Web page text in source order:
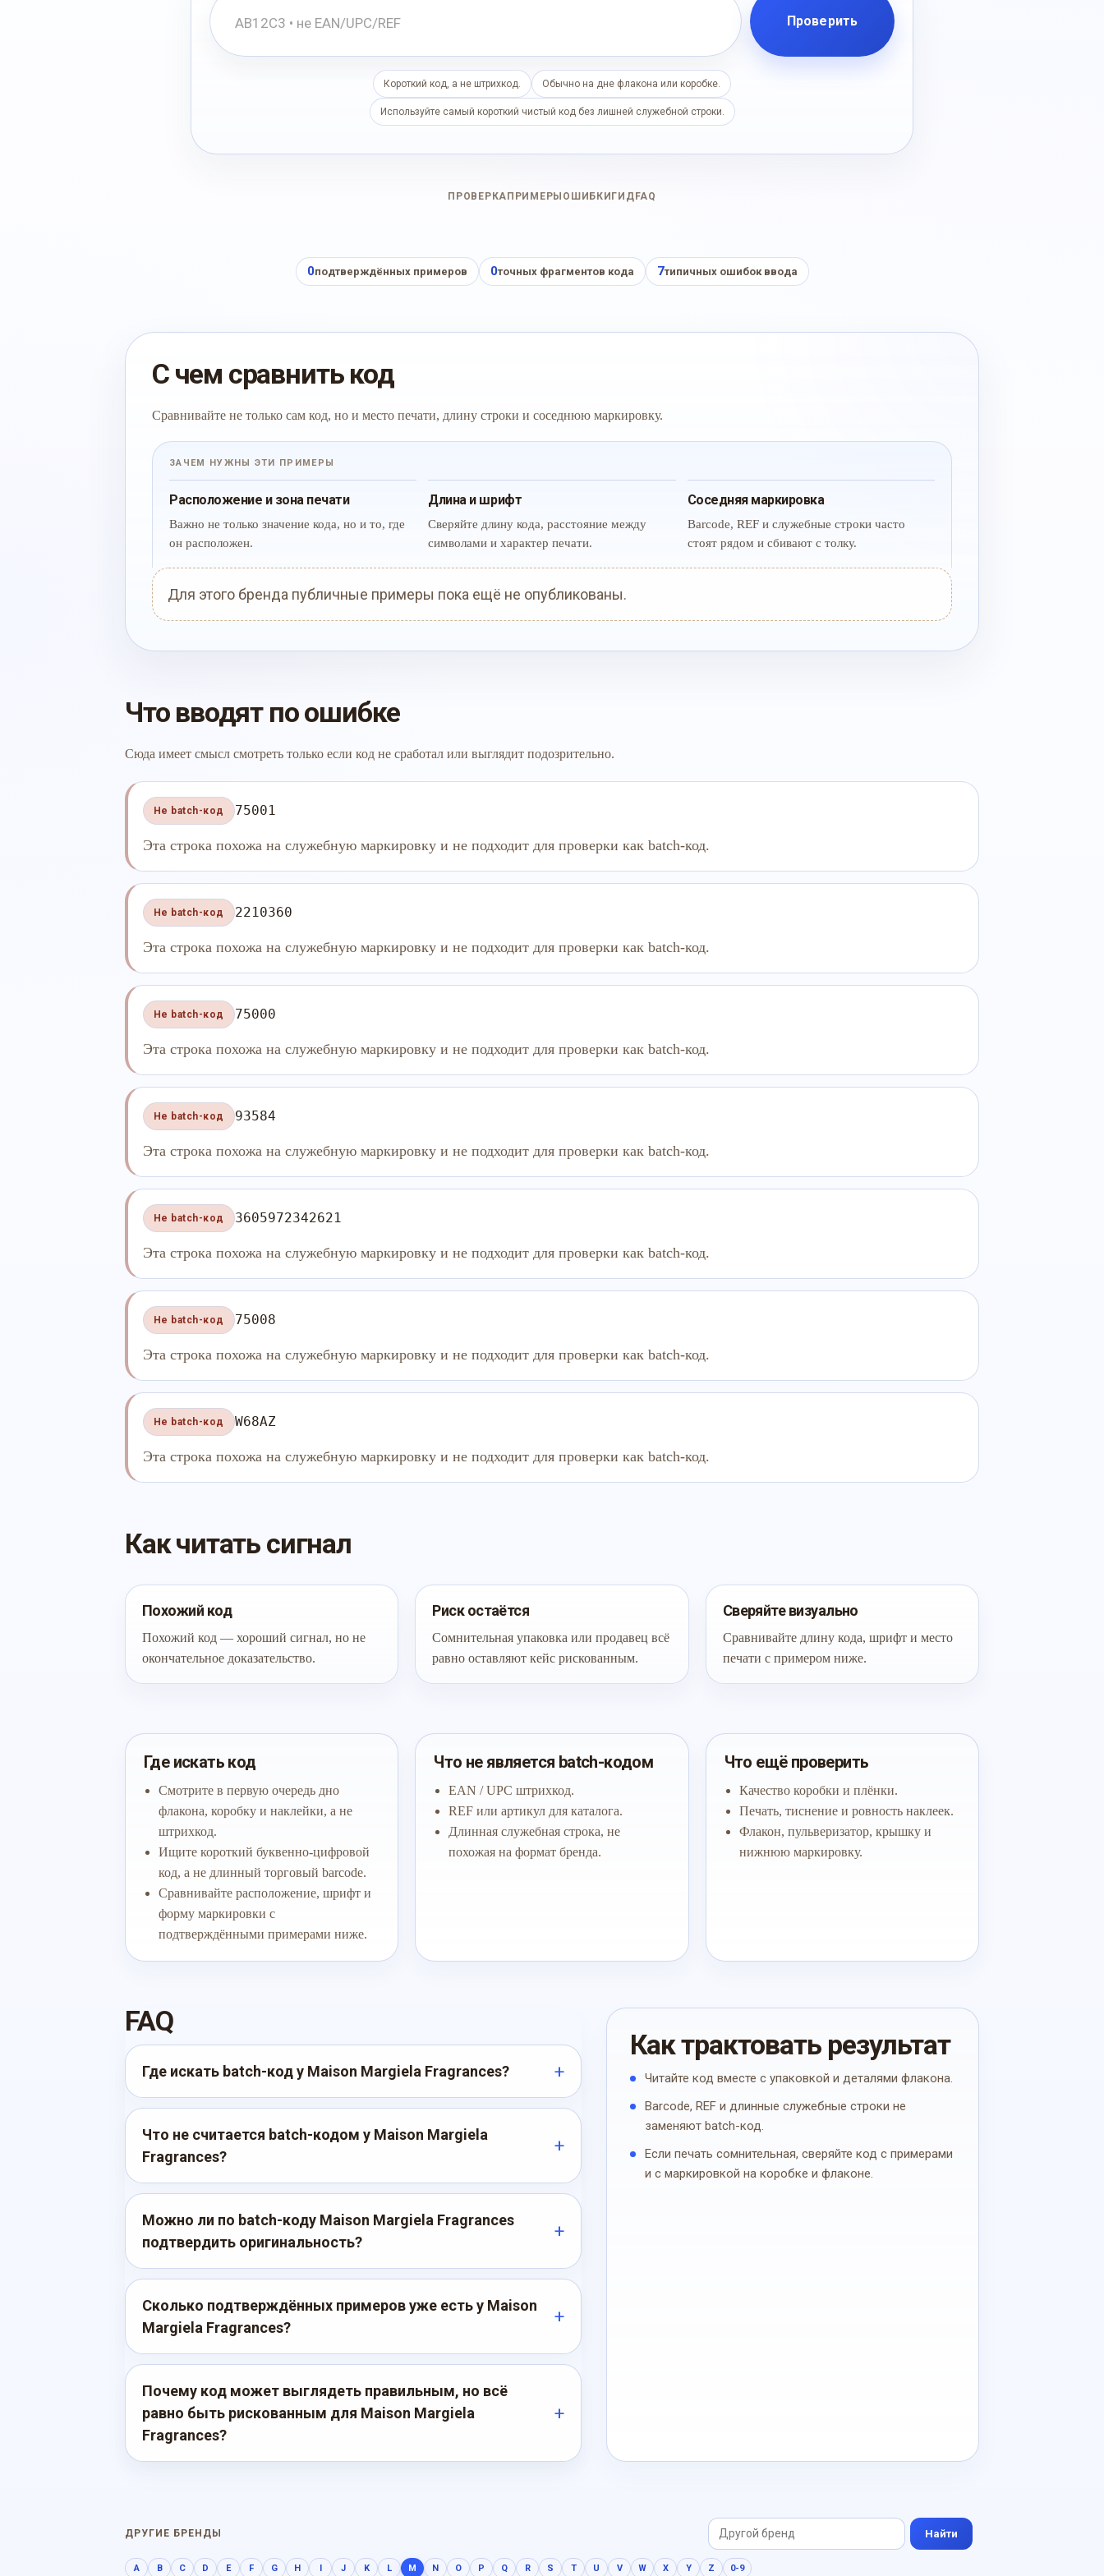
Проверить
Короткий код, а не штрихкод. Обычно на дне флакона или коробке.
Используйте самый короткий чистый код без лишней служебной строки.
ПРОВЕРКА ПРИМЕРЫ ОШИБКИ ГИД FAQ
0подтверждённых примеров 0точных фрагментов кода 7типичных ошибок ввода
С чем сравнить код
Сравнивайте не только сам код, но и место печати, длину строки и соседнюю маркировку.
ЗАЧЕМ НУЖНЫ ЭТИ ПРИМЕРЫ
Расположение и зона печати
Важно не только значение кода, но и то, где
он расположен.
Длина и шрифт
Сверяйте длину кода, расстояние между
символами и характер печати.
Соседняя маркировка
Barcode, REF и служебные строки часто
стоят рядом и сбивают с толку.
Для этого бренда публичные примеры пока ещё не опубликованы.
Что вводят по ошибке
Сюда имеет смысл смотреть только если код не сработал или выглядит подозрительно.
Не batch-код 75001
Эта строка похожа на служебную маркировку и не подходит для проверки как batch-код.
Не batch-код 2210360
Эта строка похожа на служебную маркировку и не подходит для проверки как batch-код.
Не batch-код 75000
Эта строка похожа на служебную маркировку и не подходит для проверки как batch-код.
Не batch-код 93584
Эта строка похожа на служебную маркировку и не подходит для проверки как batch-код.
Не batch-код 3605972342621
Эта строка похожа на служебную маркировку и не подходит для проверки как batch-код.
Не batch-код 75008
Эта строка похожа на служебную маркировку и не подходит для проверки как batch-код.
Не batch-код W68AZ
Эта строка похожа на служебную маркировку и не подходит для проверки как batch-код.
Как читать сигнал
Похожий код
Похожий код — хороший сигнал, но не
окончательное доказательство.
Риск остаётся
Сомнительная упаковка или продавец всё
равно оставляют кейс рискованным.
Сверяйте визуально
Сравнивайте длину кода, шрифт и место
печати с примером ниже.
Где искать код
Смотрите в первую очередь дно
флакона, коробку и наклейки, а не
штрихкод.
Ищите короткий буквенно-цифровой
код, а не длинный торговый barcode.
Сравнивайте расположение, шрифт и
форму маркировки с
подтверждёнными примерами ниже.
Что не является batch-кодом
EAN / UPC штрихкод.
REF или артикул для каталога.
Длинная служебная строка, не
похожая на формат бренда.
Что ещё проверить
Качество коробки и плёнки.
Печать, тиснение и ровность наклеек.
Флакон, пульверизатор, крышку и
нижнюю маркировку.
FAQ
Где искать batch-код у Maison Margiela Fragrances?
Что не считается batch-кодом у Maison Margiela
Fragrances?
Можно ли по batch-коду Maison Margiela Fragrances
подтвердить оригинальность?
Сколько подтверждённых примеров уже есть у Maison
Margiela Fragrances?
Почему код может выглядеть правильным, но всё
равно быть рискованным для Maison Margiela
Fragrances?
Как трактовать результат
Читайте код вместе с упаковкой и деталями флакона.
Barcode, REF и длинные служебные строки не
заменяют batch-код.
Если печать сомнительная, сверяйте код с примерами
и с маркировкой на коробке и флаконе.
ДРУГИЕ БРЕНДЫ Найти
A B C D E F G H I J K L M N O P Q R S T U V W X Y Z 0-9